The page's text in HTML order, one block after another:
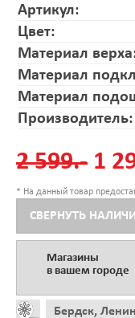
Артикул:
Цвет:
Материал
Материал
Материал
Производитель:
2 599.- 1
* На данный товар
СВЕРНУТЬ
Магазины
в вашем городе
Бердск,